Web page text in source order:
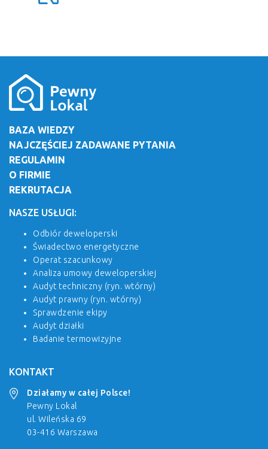
BAZA WIEDZY
NAJCZĘŚCIEJ ZADAWANE PYTANIA
REGULAMIN
O FIRMIE
REKRUTACJA
NASZE USŁUGI:
Odbiór deweloperski
Świadectwo energetyczne
Operat szacunkowy
Analiza umowy deweloperskiej
Audyt techniczny (ryn. wtórny)
Audyt prawny (ryn. wtórny)
Sprawdzenie ekipy
Audyt działki
Badanie termowizyjne
KONTAKT
Działamy w całej Polsce!
Pewny Lokal
ul. Wileńska 69
03-416 Warszawa